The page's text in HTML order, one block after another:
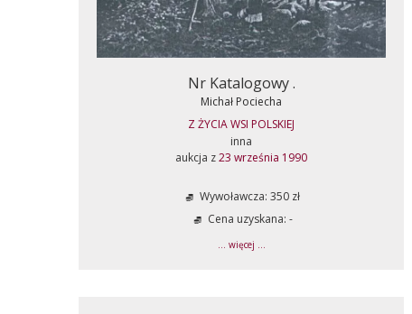
Nr Katalogowy .
Michał Pociecha
Z ŻYCIA WSI POLSKIEJ
inna
aukcja z23 września 1990
Wywoławcza: 350 zł
Cena uzyskana: -
... więcej ...